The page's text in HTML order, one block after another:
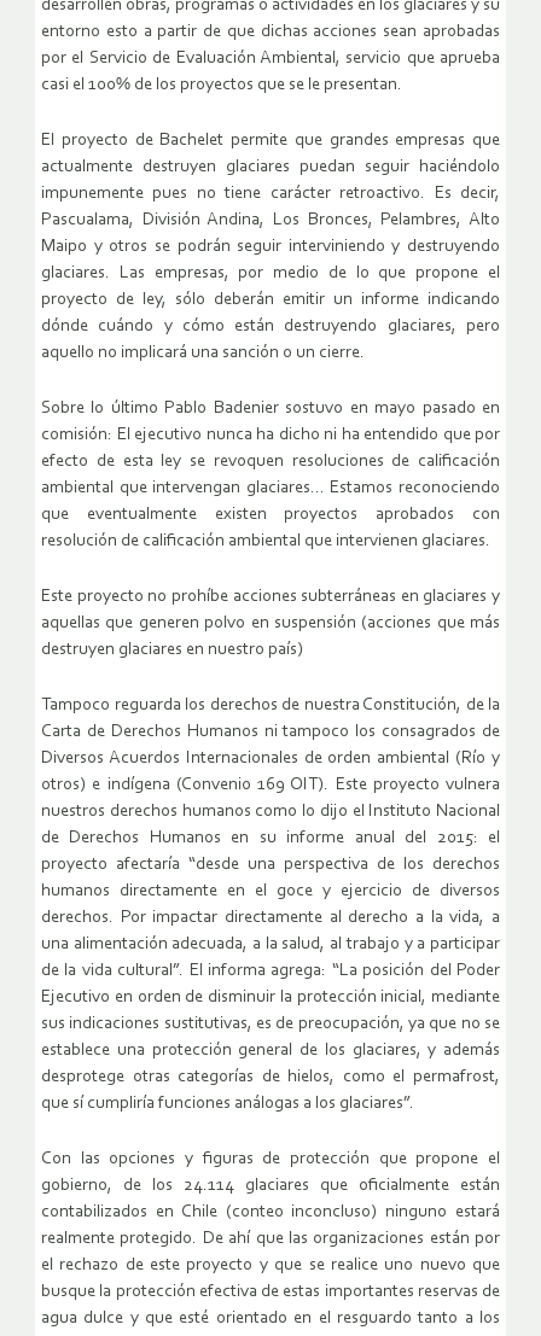
desarrollen obras, programas o actividades en los glaciares y su
entorno esto a partir de que dichas acciones sean aprobadas
por el Servicio de Evaluación Ambiental, servicio que aprueba
casi el 100% de los proyectos que se le presentan.
El proyecto de Bachelet permite que grandes empresas que
actualmente destruyen glaciares puedan seguir haciéndolo
impunemente pues no tiene carácter retroactivo. Es decir,
Pascualama, División Andina, Los Bronces, Pelambres, Alto
Maipo y otros se podrán seguir interviniendo y destruyendo
glaciares. Las empresas, por medio de lo que propone el
proyecto de ley, sólo deberán emitir un informe indicando
dónde cuándo y cómo están destruyendo glaciares, pero
aquello no implicará una sanción o un cierre.
Sobre lo último Pablo Badenier sostuvo en mayo pasado en
comisión: El ejecutivo nunca ha dicho ni ha entendido que por
efecto de esta ley se revoquen resoluciones de calificación
ambiental que intervengan glaciares… Estamos reconociendo
que eventualmente existen proyectos aprobados con
resolución de calificación ambiental que intervienen glaciares.
Este proyecto no prohíbe acciones subterráneas en glaciares y
aquellas que generen polvo en suspensión (acciones que más
destruyen glaciares en nuestro país)
Tampoco reguarda los derechos de nuestra Constitución, de la
Carta de Derechos Humanos ni tampoco los consagrados de
Diversos Acuerdos Internacionales de orden ambiental (Río y
otros) e indígena (Convenio 169 OIT). Este proyecto vulnera
nuestros derechos humanos como lo dijo el Instituto Nacional
de Derechos Humanos en su informe anual del 2015: el
proyecto afectaría “desde una perspectiva de los derechos
humanos directamente en el goce y ejercicio de diversos
derechos. Por impactar directamente al derecho a la vida, a
una alimentación adecuada, a la salud, al trabajo y a participar
de la vida cultural”. El informa agrega: “La posición del Poder
Ejecutivo en orden de disminuir la protección inicial, mediante
sus indicaciones sustitutivas, es de preocupación, ya que no se
establece una protección general de los glaciares, y además
desprotege otras categorías de hielos, como el permafrost,
que sí cumpliría funciones análogas a los glaciares”.
Con las opciones y figuras de protección que propone el
gobierno, de los 24.114 glaciares que oficialmente están
contabilizados en Chile (conteo inconcluso) ninguno estará
realmente protegido. De ahí que las organizaciones están por
el rechazo de este proyecto y que se realice uno nuevo que
busque la protección efectiva de estas importantes reservas de
agua dulce y que esté orientado en el resguardo tanto a los